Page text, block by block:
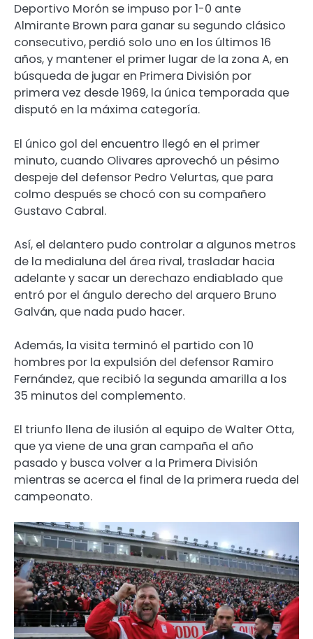
Deportivo Morón se impuso por 1-0 ante
Almirante Brown para ganar su segundo clásico
consecutivo, perdió solo uno en los últimos 16
años, y mantener el primer lugar de la zona A, en
búsqueda de jugar en Primera División por
primera vez desde 1969, la única temporada que
disputó en la máxima categoría.
El único gol del encuentro llegó en el primer
minuto, cuando Olivares aprovechó un pésimo
despeje del defensor Pedro Velurtas, que para
colmo después se chocó con su compañero
Gustavo Cabral.
Así, el delantero pudo controlar a algunos metros
de la medialuna del área rival, trasladar hacia
adelante y sacar un derechazo endiablado que
entró por el ángulo derecho del arquero Bruno
Galván, que nada pudo hacer.
Además, la visita terminó el partido con 10
hombres por la expulsión del defensor Ramiro
Fernández, que recibió la segunda amarilla a los
35 minutos del complemento.
El triunfo llena de ilusión al equipo de Walter Otta,
que ya viene de una gran campaña el año
pasado y busca volver a la Primera División
mientras se acerca el final de la primera rueda del
campeonato.